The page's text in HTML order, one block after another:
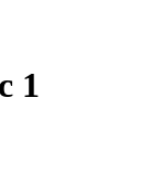
1